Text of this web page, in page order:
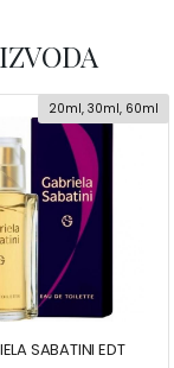
20ml, 30ml, 60ml
SABATINI EDT